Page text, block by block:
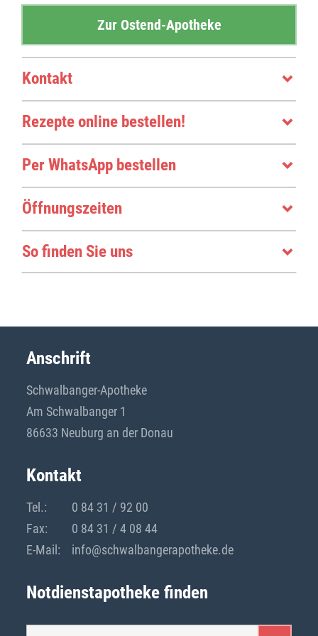
Zur Ostend-Apotheke
Kontakt
Rezepte online bestellen!
Per WhatsApp bestellen
Öffnungszeiten
So finden Sie uns
Anschrift
Schwalbanger-Apotheke
Am Schwalbanger 1
86633 Neuburg an der Donau
Kontakt
Tel.:
0 84 31 / 92 00
Fax:
0 84 31 / 4 08 44
E-Mail:
info@schwalbangerapotheke.de
Notdienstapotheke finden
Social Media
INSTAGRAM